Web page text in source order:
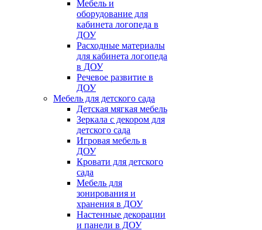
Мебель и
оборудование для
кабинета логопеда в
ДОУ
Расходные материалы
для кабинета логопеда
в ДОУ
Речевое развитие в
ДОУ
Мебель для детского сада
Детская мягкая мебель
Зеркала с декором для
детского сада
Игровая мебель в
ДОУ
Кровати для детского
сада
Мебель для
зонирования и
хранения в ДОУ
Настенные декорации
и панели в ДОУ